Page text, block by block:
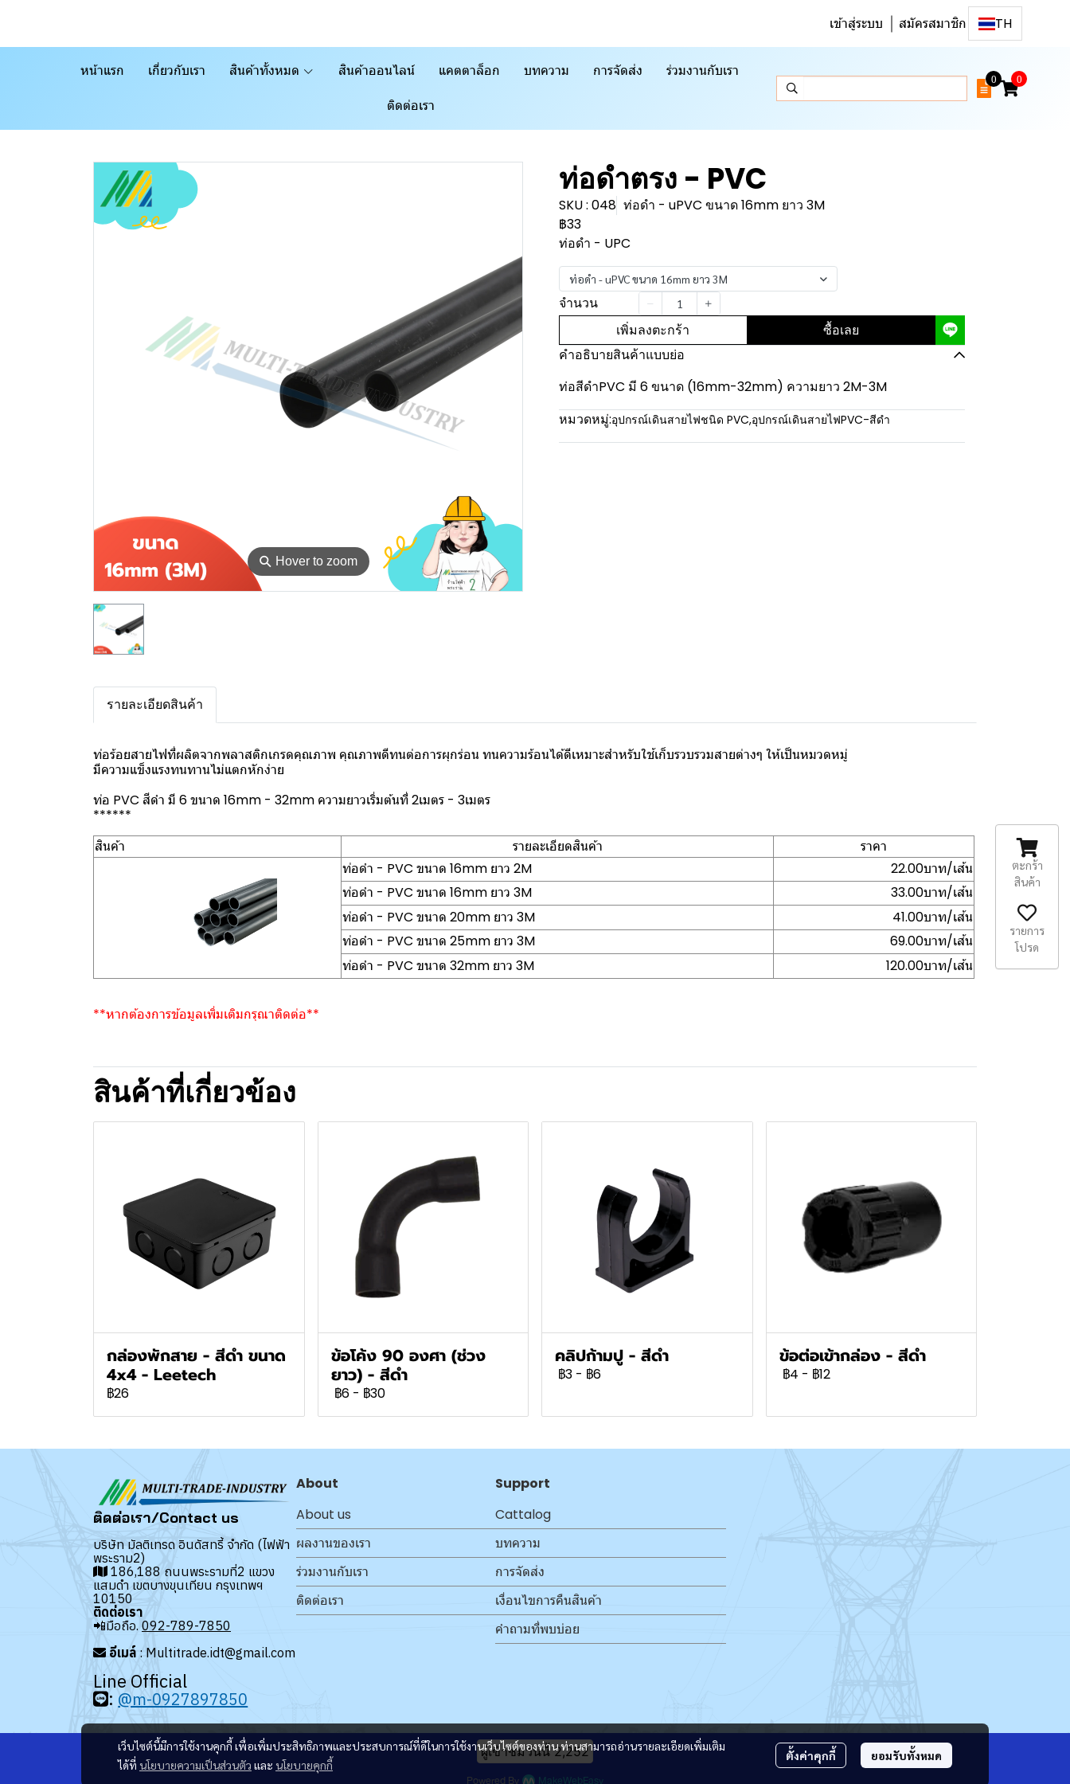
เข้าสู่ระบบ สมัครสมาชิก TH
หน้าแรก เกี่ยวกับเรา สินค้าทั้งหมด สินค้าออนไลน์ แคตตาล็อก บทความ การจัดส่ง ร่วมงานกับเรา
ติดต่อเรา
0 0
⚲ Hover to zoom
ท่อดำตรง - PVC
SKU : 048 ท่อดำ - uPVC ขนาด 16mm ยาว 3M
฿33
ท่อดำ - UPC
ท่อดำ - uPVC ขนาด 16mm ยาว 3M
จำนวน
เพิ่มลงตะกร้า ซื้อเลย
คำอธิบายสินค้าแบบย่อ
ท่อสีดำPVC มี 6 ขนาด (16mm-32mm) ความยาว 2M-3M
หมวดหมู่:อุปกรณ์เดินสายไฟชนิด PVC,อุปกรณ์เดินสายไฟPVC-สีดำ
รายละเอียดสินค้า
ท่อร้อยสายไฟที่ผลิตจากพลาสติกเกรดคุณภาพ คุณภาพดีทนต่อการผุกร่อน ทนความร้อนได้ดีเหมาะสำหรับใช้เก็บรวบรวมสายต่างๆ ให้เป็นหมวดหมู่
มีความแข็งแรงทนทานไม่แตกหักง่าย
ท่อ PVC สีดำ มี 6 ขนาด 16mm - 32mm ความยาวเริ่มต้นที่ 2เมตร - 3เมตร
******
สินค้า
รายละเอียดสินค้า
ราคา
ท่อดำ - PVC ขนาด 16mm ยาว 2M
22.00บาท/เส้น
ท่อดำ - PVC ขนาด 16mm ยาว 3M
33.00บาท/เส้น
ท่อดำ - PVC ขนาด 20mm ยาว 3M
41.00บาท/เส้น
ท่อดำ - PVC ขนาด 25mm ยาว 3M
69.00บาท/เส้น
ท่อดำ - PVC ขนาด 32mm ยาว 3M
120.00บาท/เส้น
**หากต้องการข้อมูลเพิ่มเติมกรุณาติดต่อ**
สินค้าที่เกี่ยวข้อง
กล่องพักสาย - สีดำ ขนาด
4x4 - Leetech
฿26
ข้อโค้ง 90 องศา (ช่วง
ยาว) - สีดำ
฿6 - ฿30
คลิปก้ามปู - สีดำ
฿3 - ฿6
ข้อต่อเข้ากล่อง - สีดำ
฿4 - ฿12
เว็บไซต์นี้มีการใช้งานคุกกี้ เพื่อเพิ่มประสิทธิภาพและประสบการณ์ที่ดีในการใช้งานเว็บไซต์ของท่าน ท่านสามารถอ่านรายละเอียดเพิ่มเติม
ได้ที่ นโยบายความเป็นส่วนตัว และ นโยบายคุกกี้
ตั้งค่าคุกกี้ ยอมรับทั้งหมด
ติดต่อเรา/Contact us
บริษัท มัลติเทรด อินดัสทรี้ จำกัด (ไฟฟ้า
พระราม2)
186,188 ถนนพระรามที่2 แขวง
แสมดำ เขตบางขุนเทียน กรุงเทพฯ
10150
ติดต่อเรา
📲มือถือ. 092-789-7850
อีเมล์ : Multitrade.idt@gmail.com
Line Official
: @m-0927897850
About
About us
ผลงานของเรา
ร่วมงานกับเรา
ติดต่อเรา
Support
Cattalog
บทความ
การจัดส่ง
เงื่อนไขการคืนสินค้า
คำถามที่พบบ่อย
ผู้เข้าชมวันนี้2,252
ตะกร้า
สินค้า
รายการ
โปรด